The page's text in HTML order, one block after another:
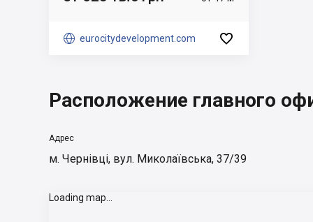
 eurocitydevelopment.com 
Расположение главного
Адрес
м. Чернівці, вул. Миколаївська, 37/39
Loading map...